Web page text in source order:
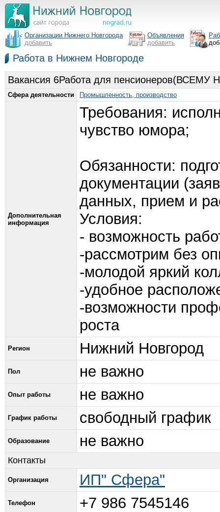
Организации Нижнего Новгорода
добавить
Объявления
добавить
Работа в Нижнем Новгороде
Вакансия 6Работа для пенсионеров(ВСЕМУ
Сфера деятельности Промышленность, производство
Дополнительная
информация
Требования:
чувство юмора;
Обязанности:
документации
данных, прием и
Условия:
- возможность
-рассмотрим без
-молодой яркий
-удобное
-возможности
роста
Регион Нижний Новгород
Пол не важно
Опыт работы не важно
График работы свободный график
Образование не важно
Контакты
Организация ИП" Сфера"
Телефон +7 986 7545146